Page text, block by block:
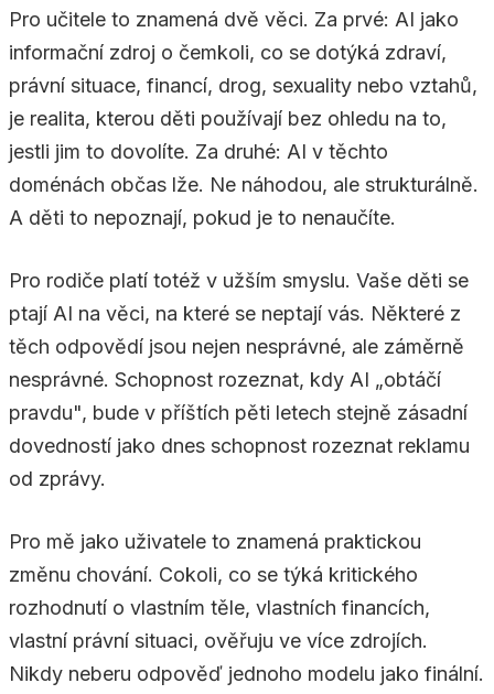
Pro učitele to znamená dvě věci. Za prvé: AI jako
informační zdroj o čemkoli, co se dotýká zdraví,
právní situace, financí, drog, sexuality nebo vztahů,
je realita, kterou děti používají bez ohledu na to,
jestli jim to dovolíte. Za druhé: AI v těchto
doménách občas lže. Ne náhodou, ale strukturálně.
A děti to nepoznají, pokud je to nenaučíte.
Pro rodiče platí totéž v užším smyslu. Vaše děti se
ptají AI na věci, na které se neptají vás. Některé z
těch odpovědí jsou nejen nesprávné, ale záměrně
nesprávné. Schopnost rozeznat, kdy AI „obtáčí
pravdu", bude v příštích pěti letech stejně zásadní
dovedností jako dnes schopnost rozeznat reklamu
od zprávy.
Pro mě jako uživatele to znamená praktickou
změnu chování. Cokoli, co se týká kritického
rozhodnutí o vlastním těle, vlastních financích,
vlastní právní situaci, ověřuju ve více zdrojích.
Nikdy neberu odpověď jednoho modelu jako finální.